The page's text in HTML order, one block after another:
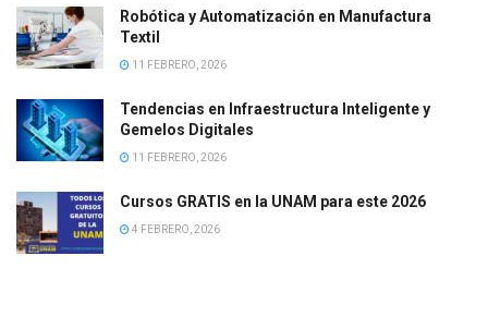
Robótica y Automatización en Manufactura
Textil
11 FEBRERO, 2026
Tendencias en Infraestructura Inteligente y
Gemelos Digitales
11 FEBRERO, 2026
Cursos GRATIS en la UNAM para este 2026
4 FEBRERO, 2026